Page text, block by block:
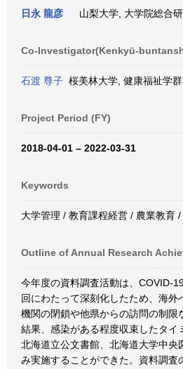
日永 龍彦 山梨大学, 大学院総合
Co-Investigator(Kenkyū-
石渡 尊子 桜美林大学, 健康福祉学
Project Period (FY)
2018-04-01 – 2022-03-31
Keywords
大学管理 / 教育課程経営 / 農業教育
Outline of Annual Research
今年度の資料調査活動は、COVID-
回にわたって深刻化したため、海外
機関の閉鎖や他県からの訪問の制限
結果、感染がある程度収束したタイ
北海道立公文書館、北海道大学中央
み実施することができた。資料調査